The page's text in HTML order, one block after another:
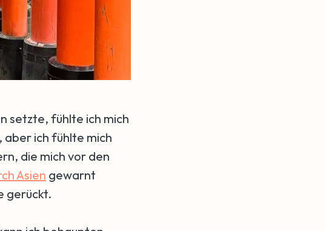
setzte, fühlte ich mich
aber ich fühlte mich
die mich vor den
Asien gewarnt
gerückt.